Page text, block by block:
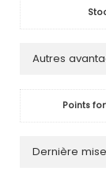
Autres
Points
Dernière